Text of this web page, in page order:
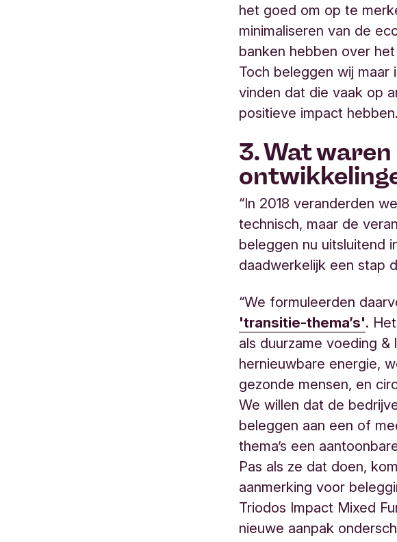
het goed om op te
minimaliseren van de
banken hebben over
Toch beleggen wij maar
vinden dat die vaak op
positieve impact
3. Wat
“In 2018 veranderden
technisch, maar de
beleggen nu uitsluitend
daadwerkelijk een stap
“We formuleerden
'transitie-thema’s'.
als duurzame voeding &
hernieuwbare energie,
gezonde mensen, en
We willen dat de
beleggen aan een of
thema’s een
Pas als ze dat doen,
aanmerking voor
Triodos Impact Mixed
nieuwe aanpak